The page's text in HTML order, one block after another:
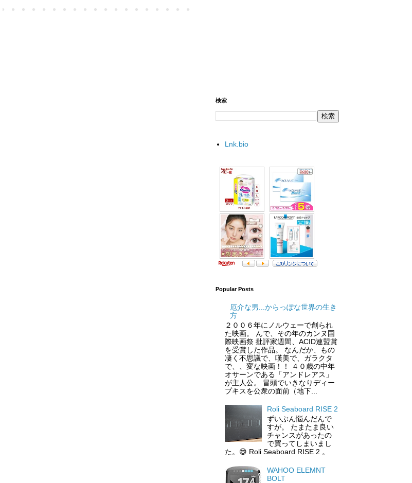
検索
Lnk.bio
Popular Posts
厄介な男...からっぽな世界の生き
方
２００６年にノルウェーで創られ
た映画。 んで、その年のカンヌ国
際映画祭 批評家週間、ACID連盟賞
を受賞した作品。 なんだか、もの
凄く不思議で、嘆美で、ガラクタ
で、、変な映画！！ ４０歳の中年
オサーンである「アンドレアス」
が主人公。 冒頭でいきなりディー
プキスを公衆の面前（地下...
Roli Seaboard RISE 2
ずいぶん悩んだんで
すが。 たまたま良い
チャンスがあったの
で買ってしまいまし
た。😅 Roli Seaboard RISE 2 。
WAHOO ELEMNT
BOLT